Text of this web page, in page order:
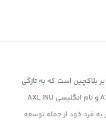
بلاکچین است که به تازگی
وارد بازار کریپتوکارنسی شده است. این ارز با نماد AXL و نام انگلیسی AXL INU
فرد خود از جمله توسعه